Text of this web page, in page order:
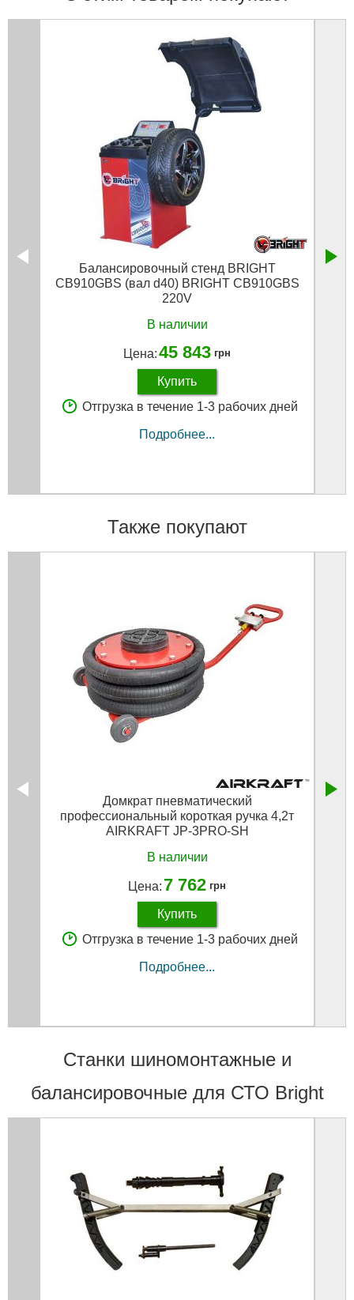
Балансировочный стенд BRIGHT
CB910GBS (вал d40) BRIGHT CB910GBS
220V
В наличии
Цена:45 843 грн
Купить
Отгрузка в течение 1-3 рабочих дней
Подробнее...
Также покупают
Домкрат пневматический
профессиональный короткая ручка 4,2т
AIRKRAFT JP-3PRO-SH
В наличии
Цена: 7 762 грн
Купить
Отгрузка в течение 1-3 рабочих дней
Подробнее...
Станки шиномонтажные и
балансировочные для СТО Bright